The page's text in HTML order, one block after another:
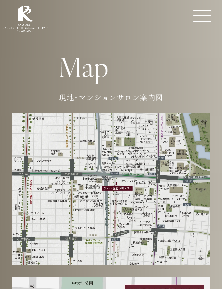
現地・マンションサロン案内図